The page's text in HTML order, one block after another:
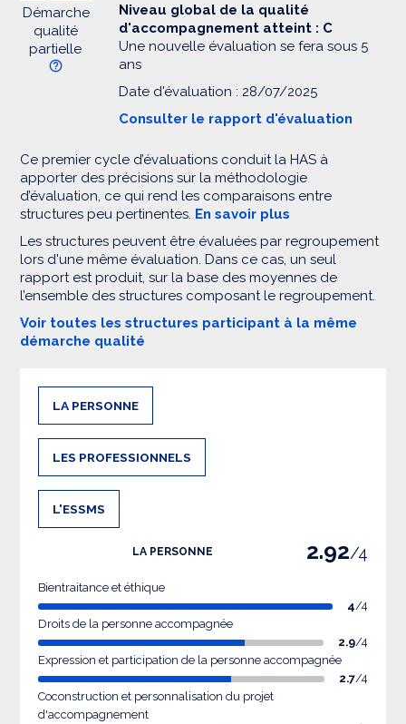
Démarche
qualité
partielle
Niveau global de la qualité
d'accompagnement atteint : C
Une nouvelle évaluation se fera sous 5
ans
Date d'évaluation : 28/07/2025
Consulter le rapport d'évaluation
Ce premier cycle d’évaluations conduit la HAS à
apporter des précisions sur la méthodologie
d’évaluation, ce qui rend les comparaisons entre
structures peu pertinentes. En savoir plus
Les structures peuvent être évaluées par regroupement
lors d'une même évaluation. Dans ce cas, un seul
rapport est produit, sur la base des moyennes de
l’ensemble des structures composant le regroupement.
Voir toutes les structures participant à la même
démarche qualité
LA PERSONNE
LES PROFESSIONNELS
L'ESSMS
LA PERSONNE 2.92/4
Bientraitance et éthique
4/4
Droits de la personne accompagnée
2.9/4
Expression et participation de la personne accompagnée
2.7/4
Coconstruction et personnalisation du projet
d'accompagnement